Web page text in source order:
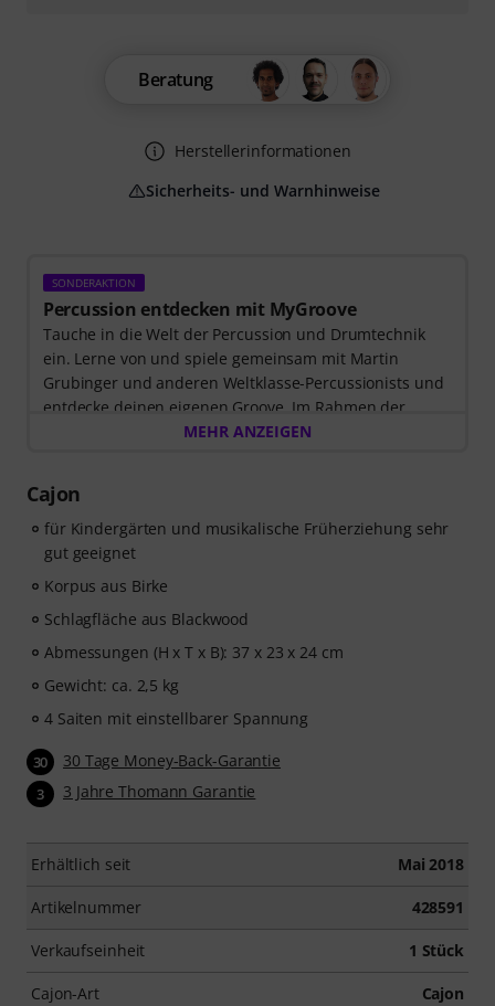
SONDERAKTION
Percussion entdecken mit MyGroove
Tauche in die Welt der Percussion und Drumtechnik
ein. Lerne von und spiele gemeinsam mit Martin
Grubinger und anderen Weltklasse-Percussionists und
entdecke deinen eigenen Groove. Im Rahmen der
Sonderaktion, die bis einschließlich 14. Oktober 2026
Freischaltcode zur App wird Dir automatisch per E-Mail
zugeschickt.
MEHR ANZEIGEN
Cajon
für Kindergärten und musikalische Früherziehung sehr
gut geeignet
Korpus aus Birke
Schlagfläche aus Blackwood
Abmessungen (H x T x B): 37 x 23 x 24 cm
Gewicht: ca. 2,5 kg
4 Saiten mit einstellbarer Spannung
30 30 Tage Money-Back-Garantie
3 3 Jahre Thomann Garantie
Erhältlich seit Mai 2018
Artikelnummer 428591
Verkaufseinheit 1 Stück
Cajon-Art Cajon
Beratung
Herstellerinformationen
Sicherheits- und Warnhinweise